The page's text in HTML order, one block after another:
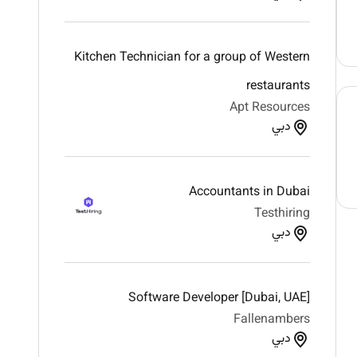
Kitchen Technician for a group of Western
restaurants
Apt Resources
دبي
Accountants in Dubai
Testhiring
دبي
Software Developer [Dubai, UAE]
Fallenambers
دبي